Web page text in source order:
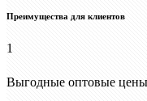
Преимущества для клиентов
1
Выгодные оптовые